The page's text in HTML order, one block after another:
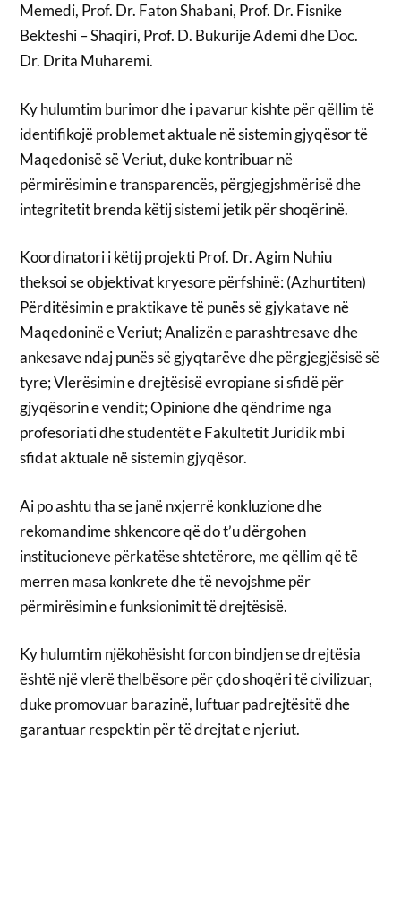
Memedi, Prof. Dr. Faton Shabani, Prof. Dr. Fisnike
Bekteshi – Shaqiri, Prof. D. Bukurije Ademi dhe Doc.
Dr. Drita Muharemi.
Ky hulumtim burimor dhe i pavarur kishte për qëllim të
identifikojë problemet aktuale në sistemin gjyqësor të
Maqedonisë së Veriut, duke kontribuar në
përmirësimin e transparencës, përgjegjshmërisë dhe
integritetit brenda këtij sistemi jetik për shoqërinë.
Koordinatori i këtij projekti Prof. Dr. Agim Nuhiu
theksoi se objektivat kryesore përfshinë: (Azhurtiten)
Përditësimin e praktikave të punës së gjykatave në
Maqedoninë e Veriut; Analizën e parashtresave dhe
ankesave ndaj punës së gjyqtarëve dhe përgjegjësisë së
tyre; Vlerësimin e drejtësisë evropiane si sfidë për
gjyqësorin e vendit; Opinione dhe qëndrime nga
profesoriati dhe studentët e Fakultetit Juridik mbi
sfidat aktuale në sistemin gjyqësor.
Ai po ashtu tha se janë nxjerrë konkluzione dhe
rekomandime shkencore që do t’u dërgohen
institucioneve përkatëse shtetërore, me qëllim që të
merren masa konkrete dhe të nevojshme për
përmirësimin e funksionimit të drejtësisë.
Ky hulumtim njëkohësisht forcon bindjen se drejtësia
është një vlerë thelbësore për çdo shoqëri të civilizuar,
duke promovuar barazinë, luftuar padrejtësitë dhe
garantuar respektin për të drejtat e njeriut.